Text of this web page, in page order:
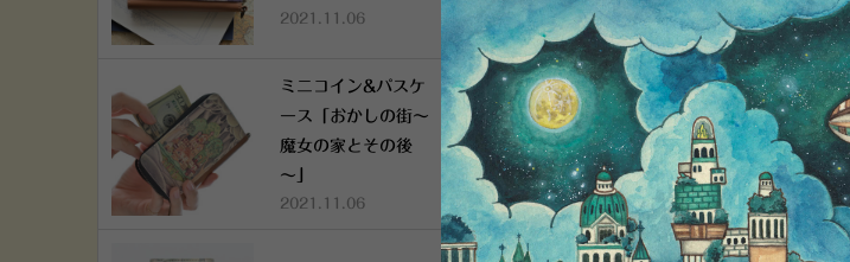
2021.11.06
ミニコイン&パスケ
ース「おかしの街～
魔女の家とその後
～」
2021.11.06